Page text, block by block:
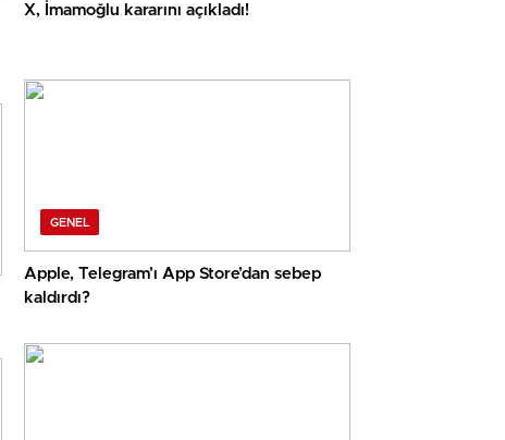
X, İmamoğlu kararını açıkladı!
GENEL
Apple, Telegram’ı App Store’dan sebep
kaldırdı?